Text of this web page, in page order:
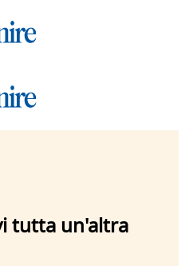
tutta un'altra